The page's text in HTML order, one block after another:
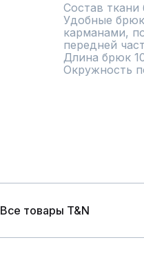
Состав ткани
Удобные
карманами,
передней
Длина брюк
Окружность
Все товары T&N